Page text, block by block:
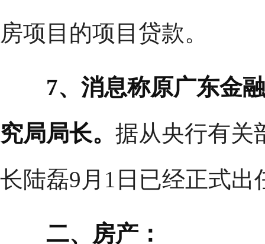
房项目的项目贷款。
7、消息称原广东金
究局局长。 据从央行有关
长陆磊9月1日已经正式出
二、房产：